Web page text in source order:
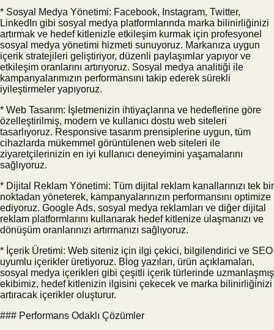
* Sosyal Medya Yönetimi: Facebook, Instagram, Twitter,
LinkedIn gibi sosyal medya platformlarında marka bilinirliğinizi
artırmak ve hedef kitlenizle etkileşim kurmak için profesyonel
sosyal medya yönetimi hizmeti sunuyoruz. Markanıza uygun
içerik stratejileri geliştiriyor, düzenli paylaşımlar yapıyor ve
etkileşim oranlarını artırıyoruz. Sosyal medya analitiği ile
kampanyalarımızın performansını takip ederek sürekli
iyileştirmeler yapıyoruz.
* Web Tasarım: İşletmenizin ihtiyaçlarına ve hedeflerine göre
özelleştirilmiş, modern ve kullanıcı dostu web siteleri
tasarlıyoruz. Responsive tasarım prensiplerine uygun, tüm
cihazlarda mükemmel görüntülenen web siteleri ile
ziyaretçilerinizin en iyi kullanıcı deneyimini yaşamalarını
sağlıyoruz.
* Dijital Reklam Yönetimi: Tüm dijital reklam kanallarınızı tek bir
noktadan yöneterek, kampanyalarınızın performansını optimize
ediyoruz. Google Ads, sosyal medya reklamları ve diğer dijital
reklam platformlarını kullanarak hedef kitlenize ulaşmanızı ve
dönüşüm oranlarınızı artırmanızı sağlıyoruz.
* İçerik Üretimi: Web siteniz için ilgi çekici, bilgilendirici ve SEO
uyumlu içerikler üretiyoruz. Blog yazıları, ürün açıklamaları,
sosyal medya içerikleri gibi çeşitli içerik türlerinde uzmanlaşmış
ekibimiz, hedef kitlenizin ilgisini çekecek ve marka bilinirliğinizi
artıracak içerikler oluşturur.
### Performans Odaklı Çözümler